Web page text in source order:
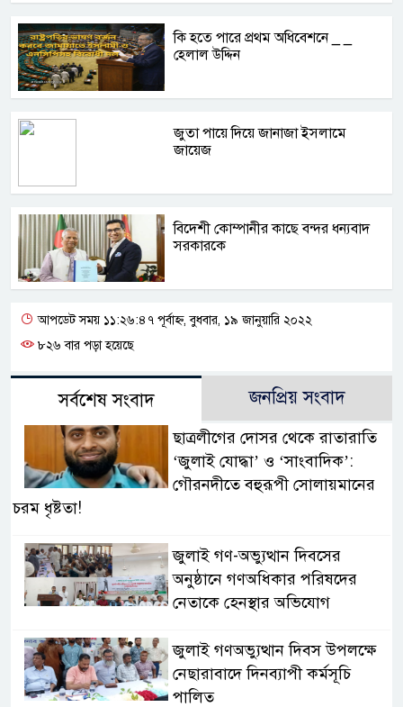
‌কি হ‌তে পা‌রে প্রথম অ‌ধি‌বেশ‌নে _ _
হেলাল উদ্দিন
জুতা পা‌য়ে দি‌য়ে জানাজা ইসলা‌মে
জা‌য়েজ
বি‌দেশী কোম্পানীর কা‌ছে বন্দর ধন‌্যবাদ
সরকার‌কে
আপডেট সময় ১১:২৬:৪৭ পূর্বাহ্ন, বুধবার, ১৯ জানুয়ারি ২০২২
৮২৬ বার পড়া হয়েছে
সর্বশেষ সংবাদ জনপ্রিয় সংবাদ
ছাত্রলীগের দোসর থেকে রাতারাতি
‘জুলাই যোদ্ধা’ ও ‘সাংবাদিক’:
গৌরনদীতে বহুরূপী সোলায়মানের
চরম ধৃষ্টতা!
জুলাই গণ-অভ্যুত্থান দিবসের
অনুষ্ঠানে গণঅধিকার পরিষদের
নেতাকে হেনস্থার অভিযোগ
জুলাই গণঅভ্যুত্থান দিবস উপলক্ষে
নেছারাবাদে দিনব্যাপী কর্মসূচি
পালিত